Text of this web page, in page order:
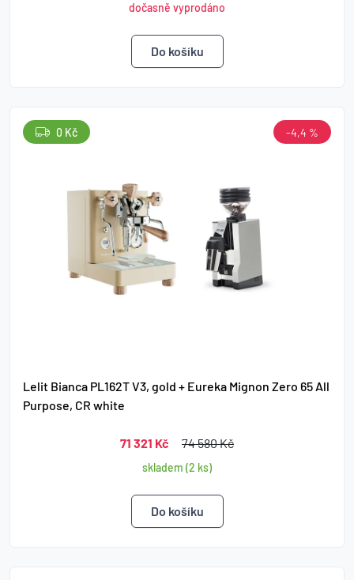
dočasně vyprodáno
Lelit Bianca PL162T V3, gold + Eureka Mignon Zero 65 All
Purpose, CR white
71 321 Kč 74 580 Kč
skladem (2 ks)
0 Kč -4,4 %